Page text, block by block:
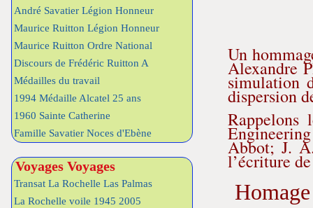
André Savatier Légion Honneur
Maurice Ruitton Légion Honneur
Maurice Ruitton Ordre National
Discours de Frédéric Ruitton A
Médailles du travail
1994 Médaille Alcatel 25 ans
1960 Sainte Catherine
Famille Savatier Noces d'Ebène
Voyages Voyages
Transat La Rochelle Las Palmas
La Rochelle voile 1945 2005
Un
Alexandre
simulation
dispersion
Abbot; J.
l’écriture